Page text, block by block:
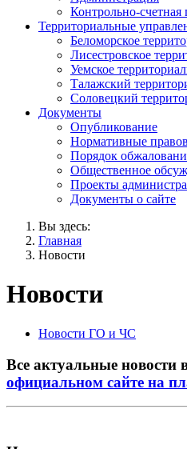
Контрольно-счетная
Территориальные
Беломорское
Лисестровское
Уемское
Талажский
Соловецкий
Документы
Опубликование
Нормативные
Порядок
Общественное
Проекты
Документы о сайте
Вы здесь:
Главная
Новости
Новости
Новости ГО и ЧС
Все актуальные новости
официальном сайте на